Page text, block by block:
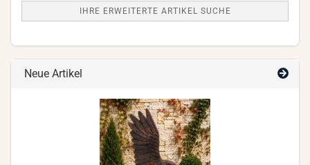
IHRE ERWEITERTE ARTIKEL SUCHE
Neue Artikel